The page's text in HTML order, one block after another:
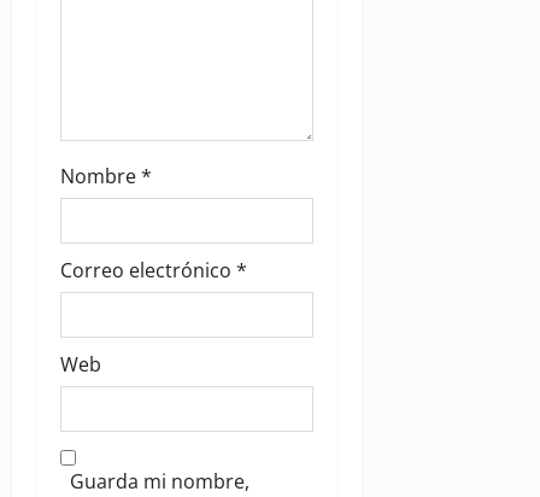
Nombre*
Correo electrónico *
Web
Guarda mi nombre,